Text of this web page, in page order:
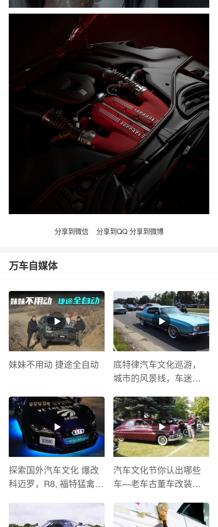
分享到微信 分享到QQ 分享到微博
万车自媒体
妹妹不用动 捷途全自动
底特律汽车文化巡游，
城市的风景线，车迷的
探索国外汽车文化 爆改
科迈罗，R8, 福特猛禽
汽车文化节你认出哪些
车—老车古董车改装车